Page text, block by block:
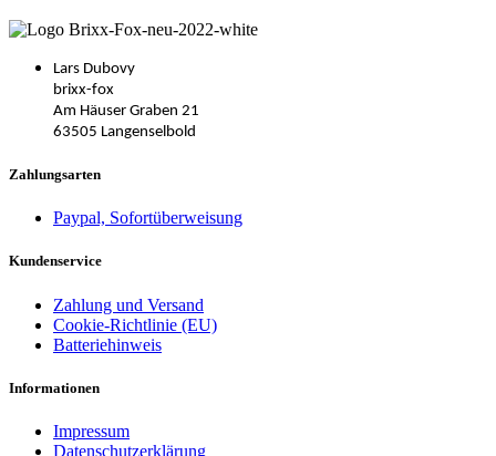
Lars Dubovy
brixx-fox
Am Häuser Graben 21
63505 Langenselbold
Zahlungsarten
Paypal, Sofortüberweisung
Kundenservice
Zahlung und Versand
Cookie-Richtlinie (EU)
Batteriehinweis
Informationen
Impressum
Datenschutzerklärung